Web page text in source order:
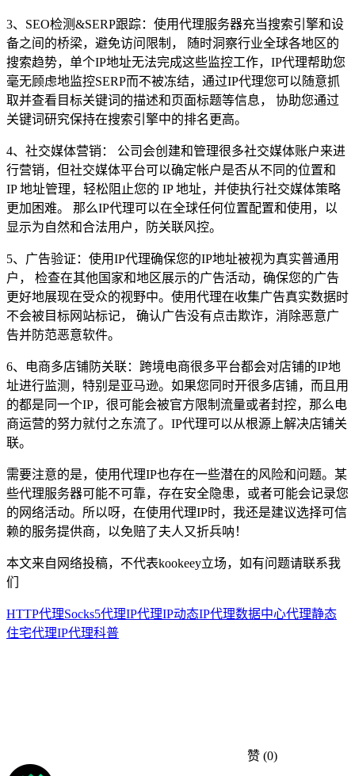
3、SEO检测&SERP跟踪：使用代理服务器充当搜索引擎和设
备之间的桥梁，避免访问限制， 随时洞察行业全球各地区的
搜索趋势，单个IP地址无法完成这些监控工作，IP代理帮助您
毫无顾虑地监控SERP而不被冻结，通过IP代理您可以随意抓
取并查看目标关键词的描述和页面标题等信息， 协助您通过
关键词研究保持在搜索引擎中的排名更高。
4、社交媒体营销： 公司会创建和管理很多社交媒体账户来进
行营销，但社交媒体平台可以确定帐户是否从不同的位置和
IP 地址管理，轻松阻止您的 IP 地址，并使执行社交媒体策略
更加困难。 那么IP代理可以在全球任何位置配置和使用，以
显示为自然和合法用户，防关联风控。
5、广告验证：使用IP代理确保您的IP地址被视为真实普通用
户， 检查在其他国家和地区展示的广告活动，确保您的广告
更好地展现在受众的视野中。使用代理在收集广告真实数据时
不会被目标网站标记， 确认广告没有点击欺诈，消除恶意广
告并防范恶意软件。
6、电商多店铺防关联：跨境电商很多平台都会对店铺的IP地
址进行监测，特别是亚马逊。如果您同时开很多店铺，而且用
的都是同一个IP，很可能会被官方限制流量或者封控，那么电
商运营的努力就付之东流了。IP代理可以从根源上解决店铺关
联。
需要注意的是，使用代理IP也存在一些潜在的风险和问题。某
些代理服务器可能不可靠，存在安全隐患，或者可能会记录您
的网络活动。所以呀，在使用代理IP时，我还是建议选择可信
赖的服务提供商，以免赔了夫人又折兵呐！
本文来自网络投稿，不代表kookeey立场，如有问题请联系我
们
HTTP代理Socks5代理IP代理IP动态IP代理数据中心代理静态
住宅代理IP代理科普
赞 (0)